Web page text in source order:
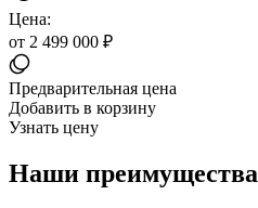
Цена:
от 2 499 000 ₽
Предварительная цена
Добавить в корзину
Узнать цену
Наши преимущества